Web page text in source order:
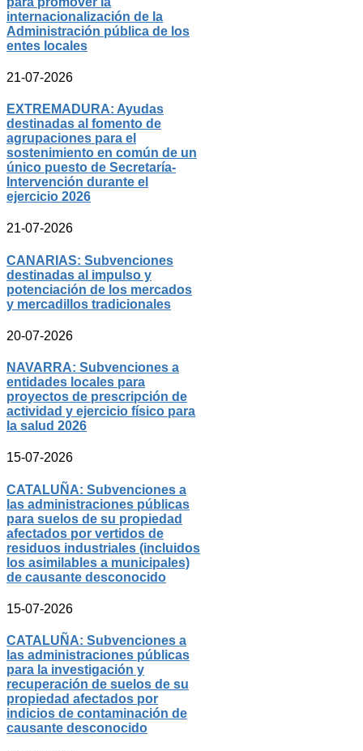
internacionalización de la
Administración pública de los
entes locales
21-07-2026
EXTREMADURA: Ayudas
destinadas al fomento de
agrupaciones para el
sostenimiento en común de un
único puesto de Secretaría-
Intervención durante el
ejercicio 2026
21-07-2026
CANARIAS: Subvenciones
destinadas al impulso y
potenciación de los mercados
y mercadillos tradicionales
20-07-2026
NAVARRA: Subvenciones a
entidades locales para
proyectos de prescripción de
actividad y ejercicio físico para
la salud 2026
15-07-2026
CATALUÑA: Subvenciones a
las administraciones públicas
para suelos de su propiedad
afectados por vertidos de
residuos industriales (incluidos
los asimilables a municipales)
de causante desconocido
15-07-2026
CATALUÑA: Subvenciones a
las administraciones públicas
para la investigación y
recuperación de suelos de su
propiedad afectados por
indicios de contaminación de
causante desconocido